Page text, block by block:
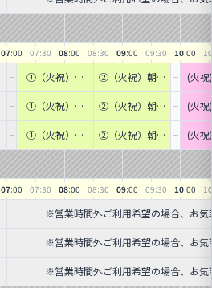
07:00 07:30 08:00 08:30 09:00 09:30 10:00 10
①（火祝）早
チ開催‼ (7人制
サッカー)｜新
宿から電車&バ
スで30分
②（火祝）朝・
催‼ (7人制サッ
カー)｜新宿か
ら電車&バスで
30分
(火
①（火祝）早
チ開催‼ (7人制
サッカー)｜新
宿から電車&バ
②（火祝）朝・
催‼ (7人制サッ
カー)｜新宿か
ら電車&バスで
(火
①（火祝）早
宿から電車&バ
スで30分
②（火祝）朝・
ら電車&バスで
30分
(火
07:00 07:30 08:00 08:30 09:00 09:30 10:00 10
※営業時間外ご利用希望の場合、お気
※営業時間外ご利用希望の場合、お気
※営業時間外ご利用希望の場合、お気